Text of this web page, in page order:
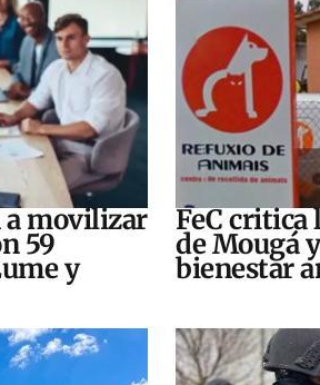
a movilizar
59
y
FeC critica
de Mougá
bienestar